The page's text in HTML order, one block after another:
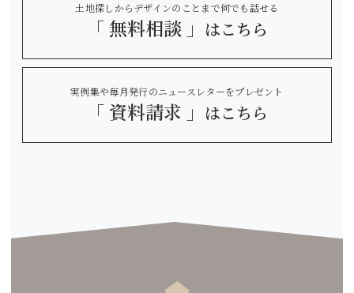
土地探しからデザインのことまで何でも話せる
「 無料相談 」 はこちら
実例集や毎月発行のニュースレターをプレゼント
「 資料請求 」 はこちら